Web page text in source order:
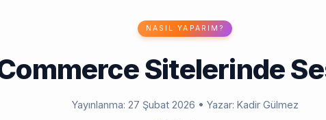
NASIL YAPARIM?
Sitelerinde
Yayınlanma: 27 Şubat 2026 • Yazar: Kadir Gülmez